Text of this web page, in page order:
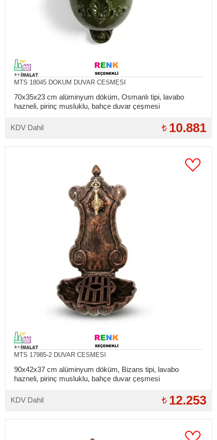
MTS 18045 DOKUM DUVAR CESMESI
70x35x23 cm alüminyum döküm, Osmanlı tipi, lavabo
hazneli, pirinç musluklu, bahçe duvar çeşmesi
KDV Dahil 10.881
MTS 17985-2 DUVAR CESMESI
90x42x37 cm alüminyum döküm, Bizans tipi, lavabo
hazneli, pirinç musluklu, bahçe duvar çeşmesi
KDV Dahil 12.253